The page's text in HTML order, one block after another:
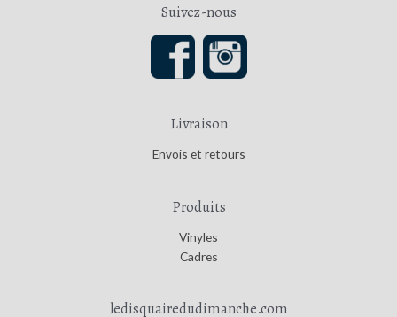
Suivez-nous
Livraison
Envois et retours
Produits
Vinyles
Cadres
ledisquairedudimanche.com